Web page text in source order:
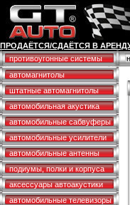
ПРОДАЁТСЯ/СДАЁТСЯ В
противоугонные системы
автомагнитолы
штатные автомагнитолы
автомобильная акустика
автомобильные сабвуферы
автомобильные усилители
автомобильные антенны
подиумы, полки и корпуса
аксессуары автоакустики
автомобильные телевизоры